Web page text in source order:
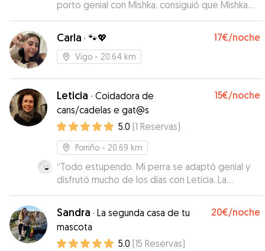
porto genial con Mishka, consiguió que Mishka
no sintiera nuestra ausencia.”
Carla · 🐾💖 17€/noche
Vigo - 20.64 km
Leticia · Coidadora de
cans/cadelas e gat@s
15€/noche
5.0 (1 Reservas)
Porriño - 20.69 km
“Todo estupendo. Mi perra se adaptó genial y
disfrutó mucho de los días con Leticia. La
cuidaron con muchísimo cariño, hasta el punto de
que no quería volver a casa, a pesar de todos
sus miedos y dificultades para estar con
desconocidos. Recibí muchas fotos durante la
estancia y me inspiró total confianza. Repetiré
Sandra · La segunda casa de tu
mascota
20€/noche
5.0 (15 Reservas)